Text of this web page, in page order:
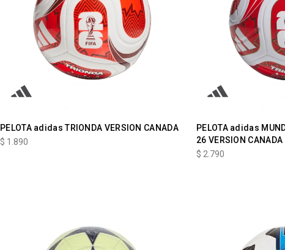
PELOTA adidas TRIONDA VERSION CANADA
$ 1.890
PELOTA adidas
26 VERSION CANADA
$ 2.790